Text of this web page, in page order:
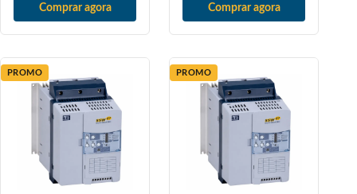
Comprar agora Comprar agora
PROMO PROMO